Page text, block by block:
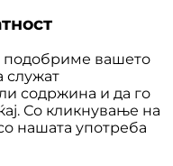
подобриме вашето
служат
содржина и да го
Со кликнување на
нашата употреба